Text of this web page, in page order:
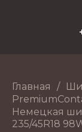
Главная /
Немецкая
235/45R18